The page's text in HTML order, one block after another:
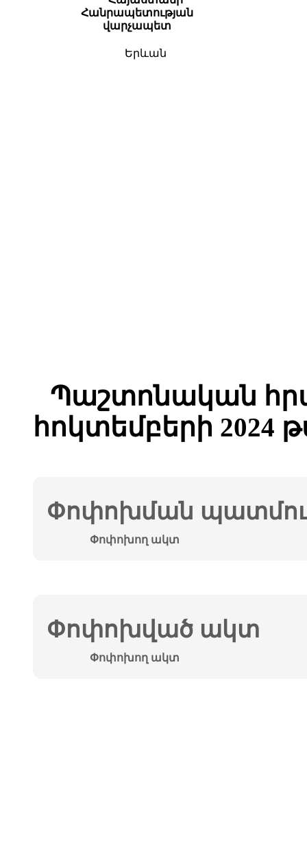
Հանրապետության
վարչապետ
Երևան
Պաշտոնական
հոկտեմբերի 2024
Փոփոխման
Փոփոխող ակտ
Փոփոխված ակտ
Փոփոխող ակտ